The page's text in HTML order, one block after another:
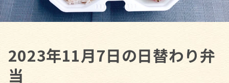
2023年11月7日の日替わり弁
当